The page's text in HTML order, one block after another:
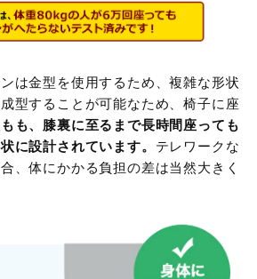
は金型を使用するため、複雑な形状
型することが可能なため、椅子に座
も、膝裏に至るまで長時間座っても
に設計されています。 テレワークな
、体にかかる負担の差は当然大きく